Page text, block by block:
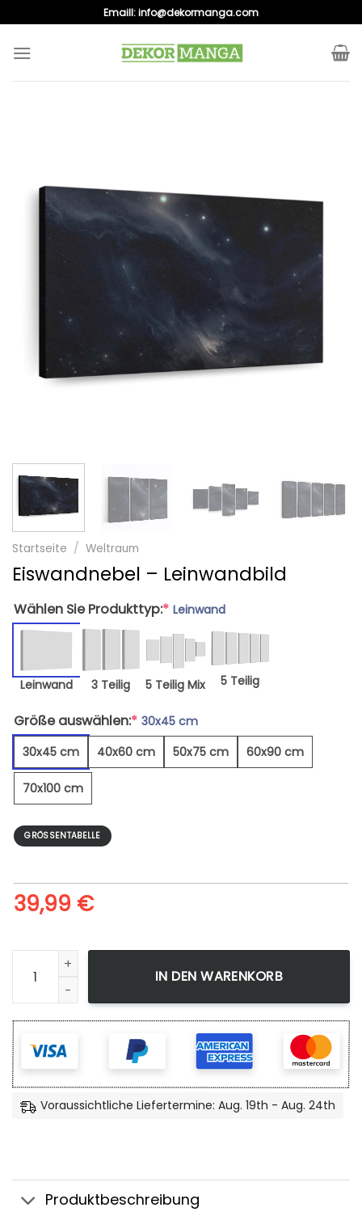
to
content
Emaill:info@dekormanga.com
Startseite / Weltraum
Eiswandnebel – Leinwandbild
Wählen Sie Produkttyp:* Leinwand
Leinwand 3 Teilig 5 Teilig Mix 5 Teilig
Größe auswählen:* 30x45 cm
30x45 cm
40x60 cm 50x75 cm 60x90 cm
70x100 cm
GRÖSSENTABELLE
39,99 €
Eiswandnebel - Leinwandbild Menge
IN DEN WARENKORB
Voraussichtliche Liefertermine: Aug. 19th - Aug. 24th
Produktbeschreibung